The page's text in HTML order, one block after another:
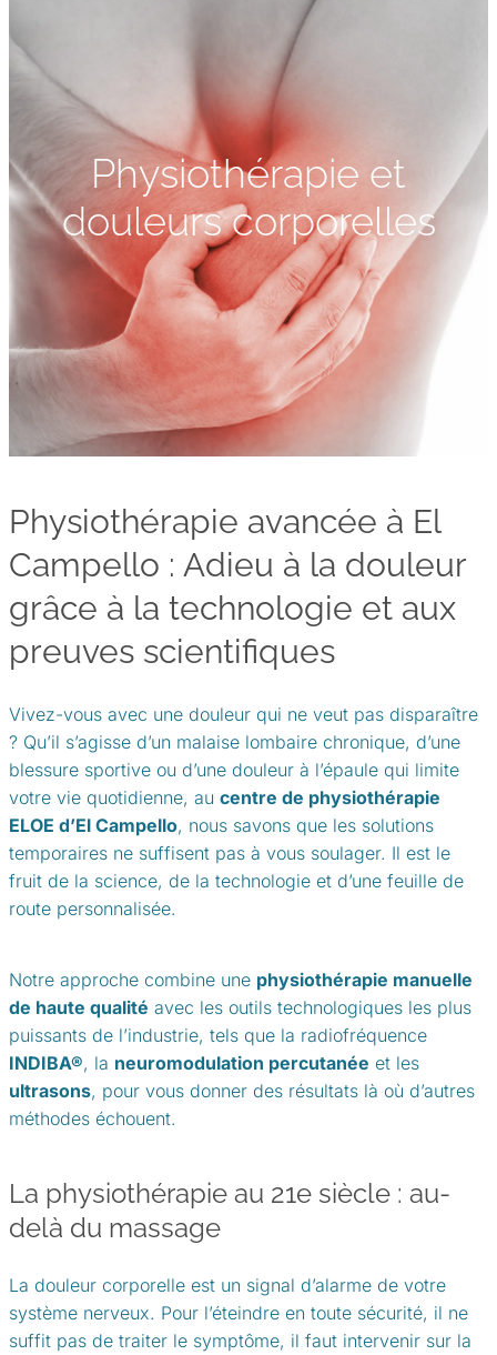
Physiothérapie et
douleurs corporelles
Physiothérapie avancée à El
Campello : Adieu à la douleur
grâce à la technologie et aux
preuves scientifiques
Vivez-vous avec une douleur qui ne veut pas disparaître
? Qu’il s’agisse d’un malaise lombaire chronique, d’une
blessure sportive ou d’une douleur à l’épaule qui limite
votre vie quotidienne, au centre de physiothérapie
ELOE d’El Campello, nous savons que les solutions
temporaires ne suffisent pas à vous soulager. Il est le
fruit de la science, de la technologie et d’une feuille de
route personnalisée.
Notre approche combine une physiothérapie manuelle
de haute qualité avec les outils technologiques les plus
puissants de l’industrie, tels que la radiofréquence
INDIBA®, la neuromodulation percutanée et les
ultrasons, pour vous donner des résultats là où d’autres
méthodes échouent.
La physiothérapie au 21e siècle : au-
delà du massage
La douleur corporelle est un signal d’alarme de votre
système nerveux. Pour l’éteindre en toute sécurité, il ne
suffit pas de traiter le symptôme, il faut intervenir sur la